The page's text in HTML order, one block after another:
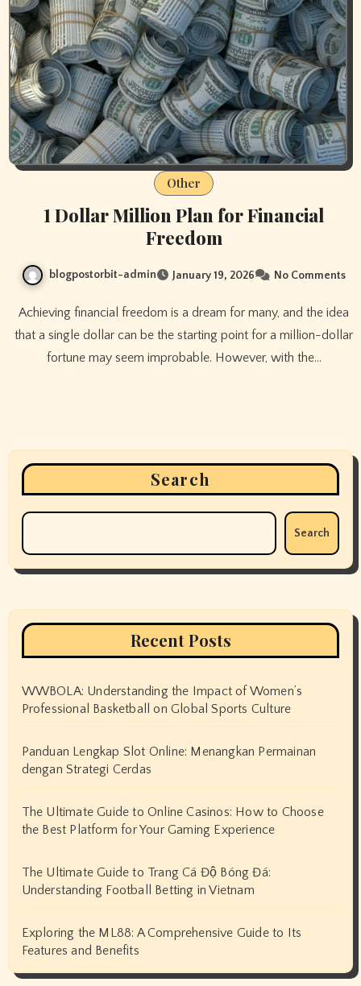
Other
1 Dollar Million Plan for Financial
Freedom
blogpostorbit-admin January 19, 2026 No Comments
Achieving financial freedom is a dream for many, and the idea
that a single dollar can be the starting point for a million-dollar
fortune may seem improbable. However, with the…
Search
Search
Recent Posts
WWBOLA: Understanding the Impact of Women’s
Professional Basketball on Global Sports Culture
Panduan Lengkap Slot Online: Menangkan Permainan
dengan Strategi Cerdas
The Ultimate Guide to Online Casinos: How to Choose
the Best Platform for Your Gaming Experience
The Ultimate Guide to Trang Cá Độ Bóng Đá:
Understanding Football Betting in Vietnam
Exploring the ML88: A Comprehensive Guide to Its
Features and Benefits